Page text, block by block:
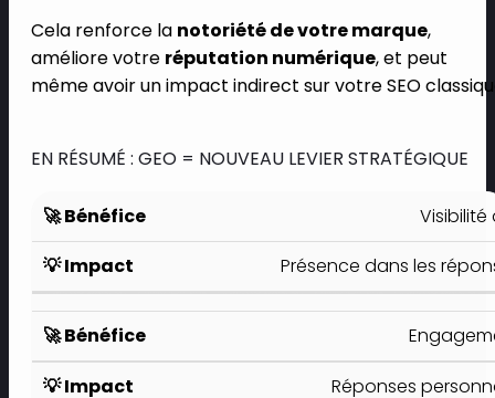
Cela renforce la notoriété de votre marque,
améliore votre réputation numérique, et peut
même avoir un impact indirect sur votre SEO
EN RÉSUMÉ : GEO = NOUVEAU LEVIER STRATÉGIQUE
Présence dans les
Réponses